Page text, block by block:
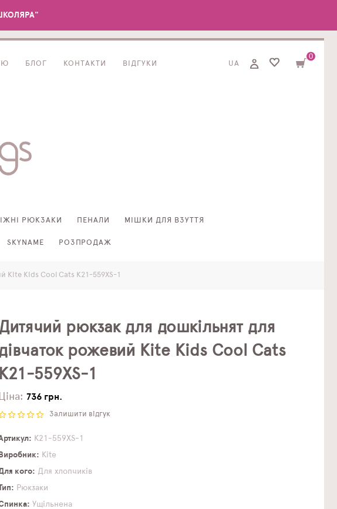
БЛОГ КОНТАКТИ ВІДГУКИ UA
0
РЮКЗАКИ ПЕНАЛИ МІШКИ ДЛЯ ВЗУТТЯ
SKYNAME РОЗПРОДАЖ
Kite Kids Cool Cats K21-559XS-1
рюкзак для дошкільнят для
рожевий Kite Kids Cool Cats
K21-559XS-1
Ціна:736 грн.
Залишити відгук
K21-559XS-1
Виробник
Kite
кого
Для хлопчиків
Рюкзаки
Ущільнена